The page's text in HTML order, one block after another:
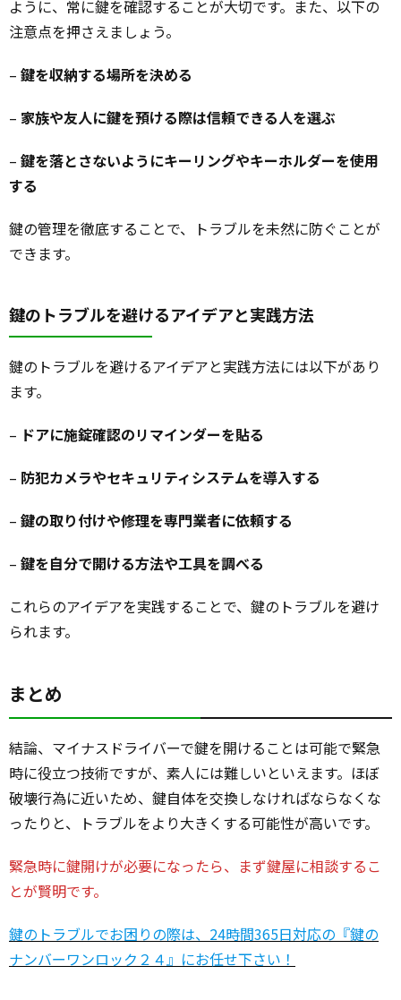
ように、常に鍵を確認することが大切です。また、以下の
注意点を押さえましょう。
– 鍵を収納する場所を決める
– 家族や友人に鍵を預ける際は信頼できる人を選ぶ
– 鍵を落とさないようにキーリングやキーホルダーを使用
する
鍵の管理を徹底することで、トラブルを未然に防ぐことが
できます。
鍵のトラブルを避けるアイデアと実践方法
鍵のトラブルを避けるアイデアと実践方法には以下があり
ます。
– ドアに施錠確認のリマインダーを貼る
– 防犯カメラやセキュリティシステムを導入する
– 鍵の取り付けや修理を専門業者に依頼する
– 鍵を自分で開ける方法や工具を調べる
これらのアイデアを実践することで、鍵のトラブルを避け
られます。
まとめ
結論、マイナスドライバーで鍵を開けることは可能で緊急
時に役立つ技術ですが、素人には難しいといえます。ほぼ
破壊行為に近いため、鍵自体を交換しなければならなくな
ったりと、トラブルをより大きくする可能性が高いです。
緊急時に鍵開けが必要になったら、まず鍵屋に相談するこ
とが賢明です。
鍵のトラブルでお困りの際は、24時間365日対応の『鍵の
ナンバーワンロック２４』にお任せ下さい！